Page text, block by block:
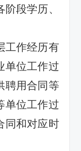
段学历、
工作经历有
单位工作过
聘用合同等
单位工作过
同和对应时